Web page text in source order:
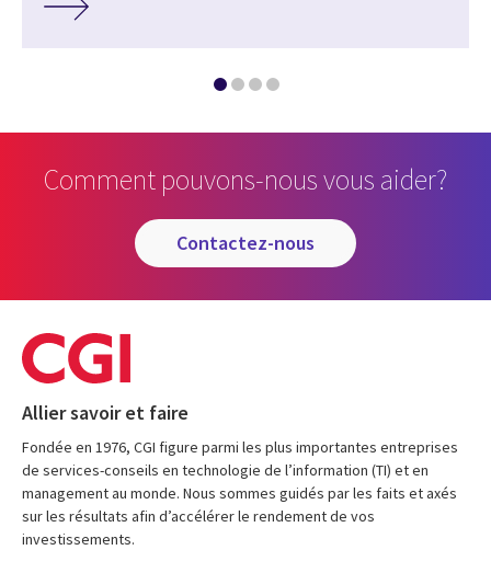
Comment pouvons-nous vous aider?
contactez-nous
Allier savoir et faire
Fondée en 1976, CGI figure parmi les plus importantes entreprises
de services-conseils en technologie de l’information (TI) et en
management au monde. Nous sommes guidés par les faits et axés
sur les résultats afin d’accélérer le rendement de vos
investissements.